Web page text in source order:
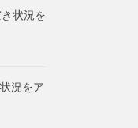
状況を
況をア